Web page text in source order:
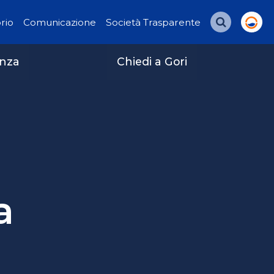
Comunicazione Società Trasparente Cerca
Chiedi a Gori